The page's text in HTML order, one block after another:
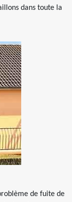
dans toute la
de fuite de